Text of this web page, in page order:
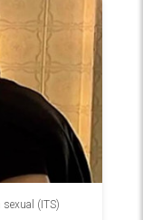
(ITS)